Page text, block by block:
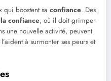
qui boostent sa confiance. Des
confiance, où il doit grimper
une nouvelle activité, peuvent
à surmonter ses peurs et